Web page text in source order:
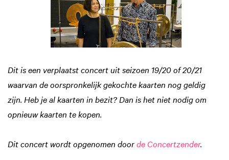
Dit is een verplaatst concert uit seizoen 19/20 of 20/21
waarvan de oorspronkelijk gekochte kaarten nog geldig
zijn. Heb je al kaarten in bezit? Dan is het niet nodig om
opnieuw kaarten te kopen.
Dit concert wordt opgenomen doorde Concertzender.